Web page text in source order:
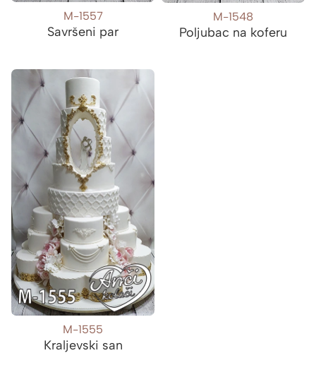
M-1557
Savršeni par
M-1548
Poljubac na koferu
M-1555
Kraljevski san